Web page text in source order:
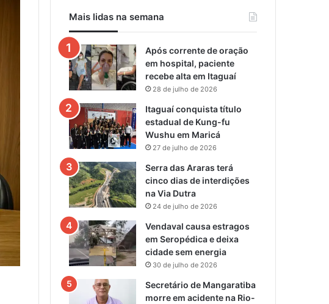
Mais lidas na semana
Após corrente de oração
em hospital, paciente
recebe alta em Itaguaí
28 de julho de 2026
Itaguaí conquista título
estadual de Kung-fu
Wushu em Maricá
27 de julho de 2026
Serra das Araras terá
cinco dias de interdições
na Via Dutra
24 de julho de 2026
Vendaval causa estragos
em Seropédica e deixa
cidade sem energia
30 de julho de 2026
Secretário de Mangaratiba
morre em acidente na Rio-